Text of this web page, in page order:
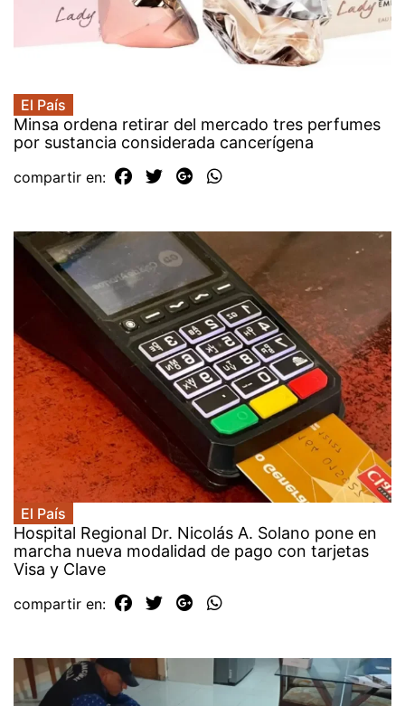
El País
Minsa ordena retirar del mercado tres perfumes
por sustancia considerada cancerígena
compartir en:
El País
Hospital Regional Dr. Nicolás A. Solano pone en
marcha nueva modalidad de pago con tarjetas
Visa y Clave
compartir en: